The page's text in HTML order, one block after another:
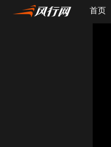
首页